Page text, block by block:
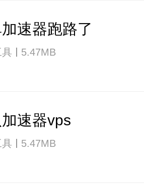
速器跑路了
5.47MB
速器vps
5.47MB